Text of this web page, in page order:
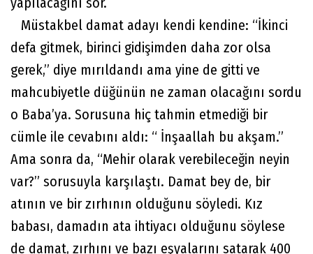
Müstakbel damat adayı kendi kendine: “İkinci
defa gitmek, birinci gidişimden daha zor olsa
gerek,” diye mırıldandı ama yine de gitti ve
mahcubiyetle düğünün ne zaman olacağını sordu
o Baba’ya. Sorusuna hiç tahmin etmediği bir
cümle ile cevabını aldı: “ İnşaallah bu akşam.”
Ama sonra da, “Mehir olarak verebileceğin neyin
var?” sorusuyla karşılaştı. Damat bey de, bir
atının ve bir zırhının olduğunu söyledi. Kız
babası, damadın ata ihtiyacı olduğunu söylese
de damat, zırhını ve bazı eşyalarını satarak 400